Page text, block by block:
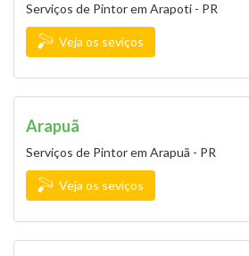
Serviços de Pintor em Arapoti - PR
Veja os seviços
Arapuã
Serviços de Pintor em Arapuã - PR
Veja os seviços